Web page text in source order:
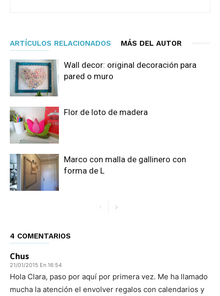
ARTÍCULOS RELACIONADOS MÁS DEL AUTOR
Wall decor: original decoración para
pared o muro
Flor de loto de madera
Marco con malla de gallinero con
forma de L
4 COMENTARIOS
Chus
21/01/2015 En 16:54
Hola Clara, paso por aquí por primera vez. Me ha llamado
mucha la atención el envolver regalos con calendarios y